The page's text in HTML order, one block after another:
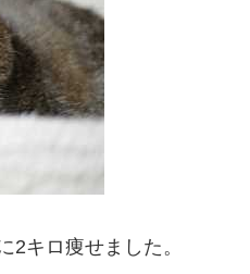
キロ痩せました。